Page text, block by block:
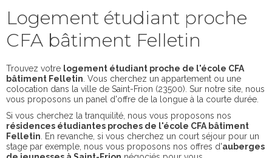
Logement étudiant proche
CFA bâtiment Felletin
Trouvez votre logement étudiant proche de l'école CFA
bâtiment Felletin . Vous cherchez un appartement ou une
colocation dans la ville de Saint-Frion (23500). Sur notre site, nous
vous proposons un panel d'offre de la longue à la courte durée.
Si vous cherchez la tranquilité, nous vous proposons nos
résidences étudiantes proches de l'école CFA bâtiment
Felletin . En revanche, si vous cherchez un court séjour pour un
stage par exemple, nous vous proposons nos offres d'auberges